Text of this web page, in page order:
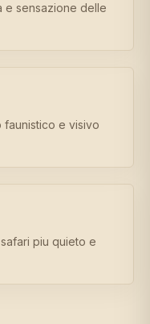
e sensazione delle
faunistico e visivo
piu quieto e